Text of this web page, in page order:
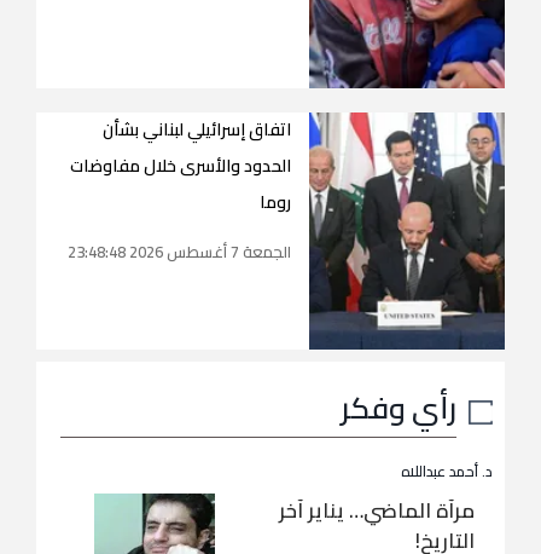
اتفاق إسرائيلي لبناني بشأن
الحدود والأسرى خلال مفاوضات
روما
الجمعة 7 أغسطس 2026 23:48:48
رأي وفكر
د. أحمد عبداللاه
مرآة الماضي… يناير آخر
التاريخ!